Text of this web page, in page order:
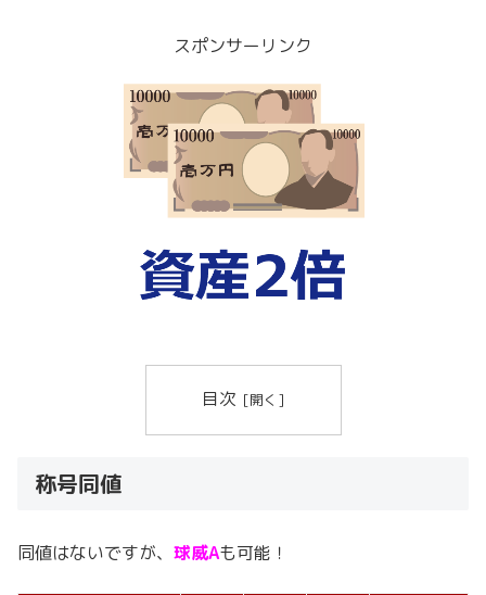
スポンサーリンク
目次
称号同値
同値はないですが、 球威Aも可能！